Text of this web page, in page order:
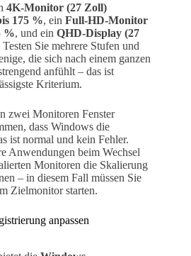
4K-Monitor (27 Zoll)
175 %, ein Full-HD-Monitor
%, und ein QHD-Display (27
Testen Sie mehrere Stufen und
die sich nach einem ganzen
anfühlt – das ist
Kriterium.
zwei Monitoren Fenster
dass Windows die
ist normal und kein Fehler.
Anwendungen beim Wechsel
Monitoren die Skalierung
– in diesem Fall müssen Sie
Zielmonitor starten.
anpassen